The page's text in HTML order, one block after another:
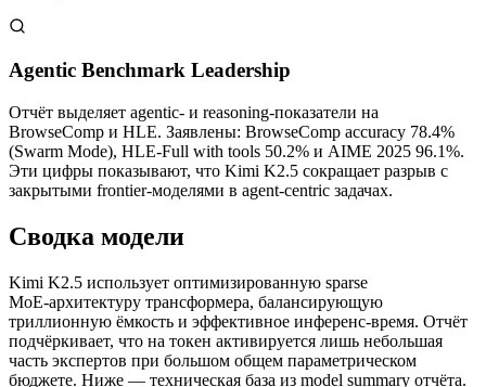
Agentic Benchmark Leadership
Отчёт выделяет agentic‑ и reasoning‑показатели на
BrowseComp и HLE. Заявлены: BrowseComp accuracy 78.4%
(Swarm Mode), HLE‑Full with tools 50.2% и AIME 2025 96.1%.
Эти цифры показывают, что Kimi K2.5 сокращает разрыв с
закрытыми frontier‑моделями в agent‑centric задачах.
Сводка модели
Kimi K2.5 использует оптимизированную sparse
MoE‑архитектуру трансформера, балансирующую
триллионную ёмкость и эффективное инференс‑время. Отчёт
подчёркивает, что на токен активируется лишь небольшая
часть экспертов при большом общем параметрическом
бюджете. Ниже — техническая база из model summary отчёта.